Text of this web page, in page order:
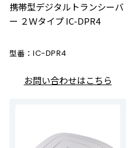
携帯型デジタルトランシーバ
ー ２Ｗタイプ IC-DPR4
型番： IC-DPR4
お問い合わせはこちら